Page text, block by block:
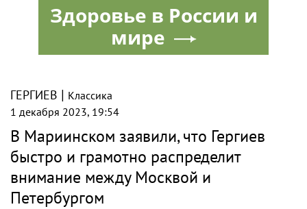
ГЕРГИЕВ | Классика
1 декабря 2023, 19:54
В Мариинском заявили, что Гергиев
быстро и грамотно распределит
внимание между Москвой и
Петербургом
Здоровье в России и
мире